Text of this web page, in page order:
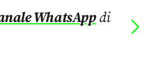
WhatsAppdi